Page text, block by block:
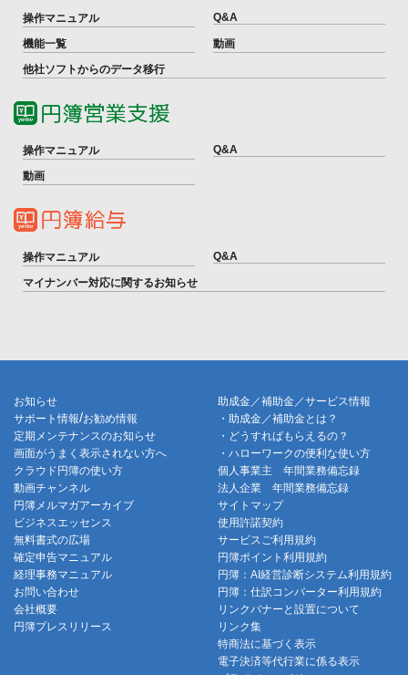
操作マニュアル Q&A
機能一覧
動画
他社ソフトからのデータ移行
操作マニュアル Q&A
動画
操作マニュアル Q&A
マイナンバー対応に関するお知らせ
お知らせ
サポート情報/お勧め情報
定期メンテナンスのお知らせ
画面がうまく表示されない方へ
クラウド円簿の使い方
動画チャンネル
円簿メルマガアーカイブ
助成金／補助金／サービス情報
・助成金／補助金とは？
・どうすればもらえるの？
・ハローワークの便利な使い方
個人事業主 年間業務備忘録
法人企業 年間業務備忘録
サイトマップ
ビジネスエッセンス
無料書式の広場
確定申告マニュアル
経理事務マニュアル
お問い合わせ
会社概要
円簿プレスリリース
使用許諾契約
サービスご利用規約
円簿ポイント利用規約
円簿：AI経営診断システム利用規約
円簿：仕訳コンバーター利用規約
リンクバナーと設置について
リンク集
特商法に基づく表示
電子決済等代行業に係る表示